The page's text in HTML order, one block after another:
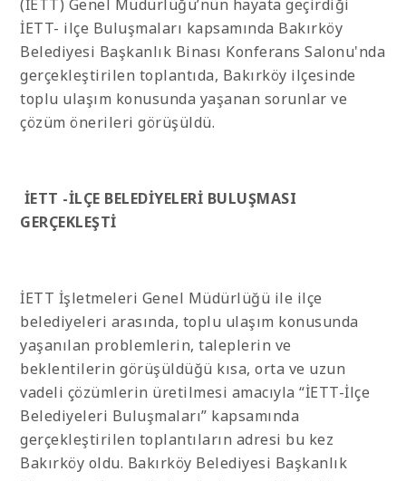
(İETT) Genel Müdürlüğü’nün hayata geçirdiği
İETT- ilçe Buluşmaları kapsamında Bakırköy
Belediyesi Başkanlık Binası Konferans Salonu'nda
gerçekleştirilen toplantıda, Bakırköy ilçesinde
toplu ulaşım konusunda yaşanan sorunlar ve
çözüm önerileri görüşüldü.
İETT -İLÇE BELEDİYELERİ BULUŞMASI
GERÇEKLEŞTİ
İETT İşletmeleri Genel Müdürlüğü ile ilçe
belediyeleri arasında, toplu ulaşım konusunda
yaşanılan problemlerin, taleplerin ve
beklentilerin görüşüldüğü kısa, orta ve uzun
vadeli çözümlerin üretilmesi amacıyla “İETT-İlçe
Belediyeleri Buluşmaları” kapsamında
gerçekleştirilen toplantıların adresi bu kez
Bakırköy oldu. Bakırköy Belediyesi Başkanlık